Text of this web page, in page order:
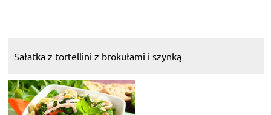
Sałatka z tortellini z brokułami i szynką